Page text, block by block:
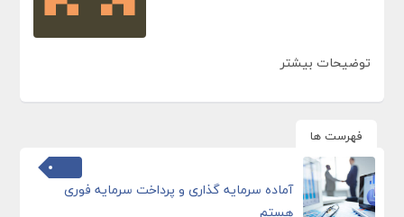
توضیحات بیشتر
فهرست ها
آماده سرمایه گذاری و پرداخت سرمایه فوری
هستم